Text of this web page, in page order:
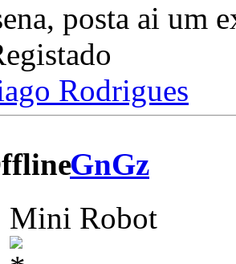
posta ai um
Rodrigues
GnGz
Mini Robot